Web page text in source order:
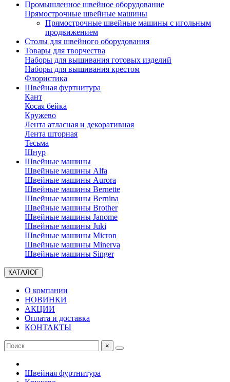
Промышленное швейное оборудование
Прямострочные швейные машины
Прямострочные швейные машины с игольным
продвижением
Столы для швейного оборудования
Товары для творчества
Наборы для вышивания готовых изделий
Наборы для вышивания крестом
Флористика
Швейная фуртнитура
Кант
Косая бейка
Кружево
Лента aтласная и декоративная
Лента шторная
Тесьма
Шнур
Швейные машины
Швейные машины Alfa
Швейные машины Aurora
Швейные машины Bernette
Швейные машины Bernina
Швейные машины Brother
Швейные машины Janome
Швейные машины Juki
Швейные машины Micron
Швейные машины Minerva
Швейные машины Singer
КАТАЛОГ
О компании
НОВИНКИ
АКЦИИ
Оплата и доставка
КОНТАКТЫ
×
Швейная фуртнитура